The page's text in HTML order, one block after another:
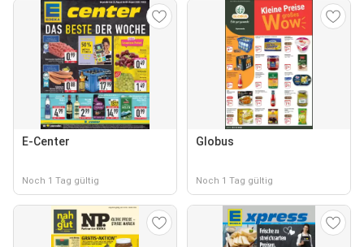
E-Center
Noch 1 Tag gültig
Globus
Noch 1 Tag gültig